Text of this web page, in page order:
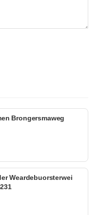
Brongersmaweg
Weardebuorsterwei